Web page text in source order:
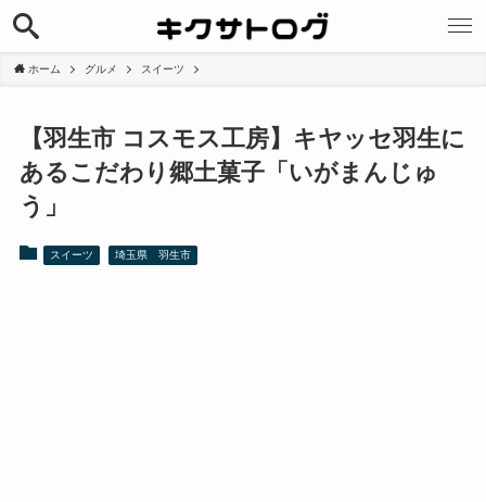
ホーム グルメ スイーツ
【羽生市 コスモス工房】キヤッセ羽生に
あるこだわり郷土菓子「いがまんじゅ
う」
スイーツ 埼玉県 羽生市